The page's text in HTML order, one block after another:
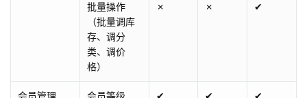
批量操作
（批量调库
存、调分
类、调价
格）
✗ ✗ ✔